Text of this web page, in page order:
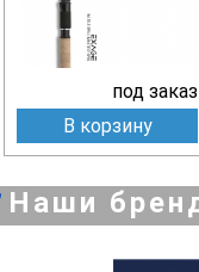
под заказ
В корзину
Наши